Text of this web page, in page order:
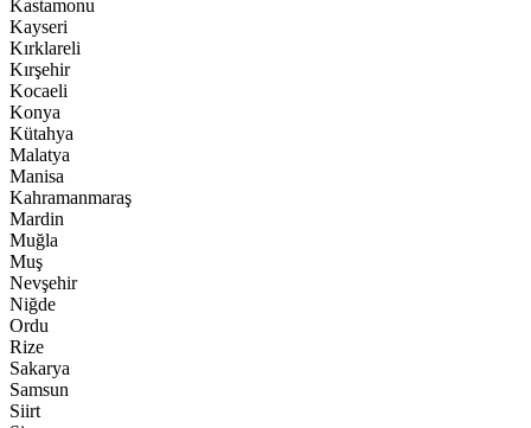
Kastamonu
Kayseri
Kırklareli
Kırşehir
Kocaeli
Konya
Kütahya
Malatya
Manisa
Kahramanmaraş
Mardin
Muğla
Muş
Nevşehir
Niğde
Ordu
Rize
Sakarya
Samsun
Siirt